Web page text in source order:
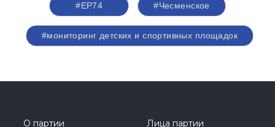
#ЕР74 #Чесменское
#мониторинг детских и спортивных площадок
О партии
Лица партии